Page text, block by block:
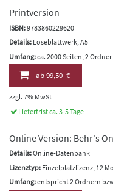
Printversion
ISBN:9783860229620
Details: Loseblattwerk, A5
Umfang:ca. 2000 Seiten, 2 Ordner
ab99,50 €
zzgl. 7% MwSt
Lieferfrist ca. 3-5 Tage
Online Version: Behr's
Details:Online-Datenbank
Lizenztyp: Einzelplatzlizenz, 12
Umfang:entspricht 2 Ordnern